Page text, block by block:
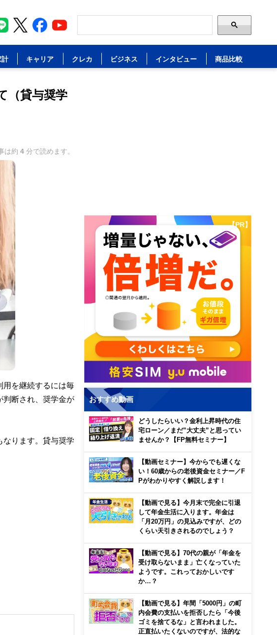
計 キャリア クレカ ビジネス インタビュー 商品比較
（貸与奨学
は約 4 分で読めます。
用を継続するには毎
判断され、奨学金が
なります。貸与奨学
【PR】
おすすめ動画
どうしたらいい？金利上昇時代の住
宅ローン／まだ”大丈夫”と思ってい
ませんか？【FP無料セミナー】
【動画セミナー】今からでも遅くな
い！60歳からの老後資金セミナー／F
Pがわかりやすく解説します！
【動画で見る】今月末で完全に引退
して年金生活に入ります。年金は
「月20万円」の見込みですが、どの
くらい天引きされるのでしょう？
【動画で見る】70代の親が「年金を
受け取らないまま」亡くなっていた
ようです。これっておかしいです
か…？
【動画で見る】年間「5000円」の町
内会費の支払いを拒否したら「今後
ゴミを捨てるな」と言われました。
正直払いたくないのですが、法的な